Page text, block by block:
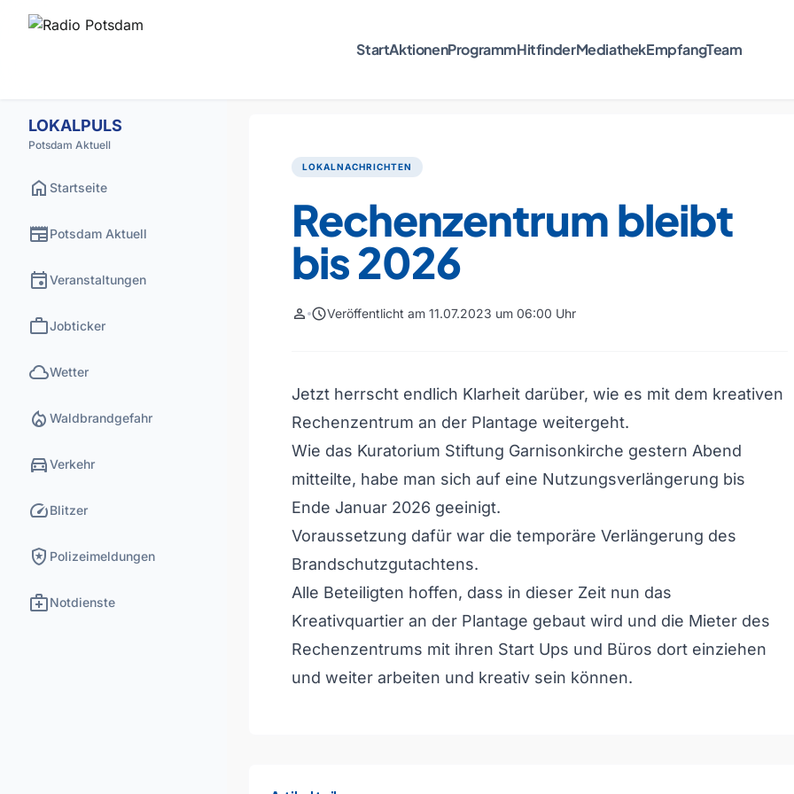
StartAktionenProgrammHitfinderMediathekEmpfangTeam
LOKALPULS
Potsdam Aktuell
home Startseite
newspaperPotsdam Aktuell
eventVeranstaltungen
workJobticker
cloudWetter
local_fire_department Waldbrandgefahr
directions_carVerkehr
speedBlitzer
local_police Polizeimeldungen
medical_servicesNotdienste
LOKALNACHRICHTEN
Rechenzentrum bleibt
bis 2026
person scheduleVeröffentlicht am 11.07.2023 um 06:00 Uhr
Jetzt herrscht endlich Klarheit darüber, wie es mit dem kreativen
Rechenzentrum an der Plantage weitergeht.
Wie das Kuratorium Stiftung Garnisonkirche gestern Abend
mitteilte, habe man sich auf eine Nutzungsverlängerung bis
Ende Januar 2026 geeinigt.
Voraussetzung dafür war die temporäre Verlängerung des
Brandschutzgutachtens.
Alle Beteiligten hoffen, dass in dieser Zeit nun das
Kreativquartier an der Plantage gebaut wird und die Mieter des
Rechenzentrums mit ihren Start Ups und Büros dort einziehen
und weiter arbeiten und kreativ sein können.